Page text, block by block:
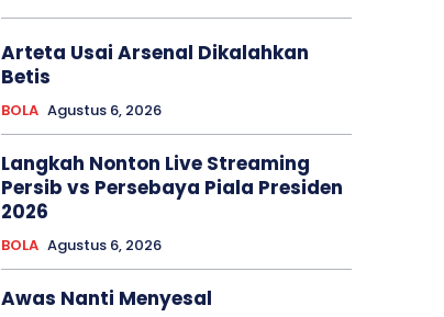
Arteta Usai Arsenal Dikalahkan
Betis
BOLA Agustus 6, 2026
Langkah Nonton Live Streaming
Persib vs Persebaya Piala Presiden
2026
BOLA Agustus 6, 2026
Awas Nanti Menyesal